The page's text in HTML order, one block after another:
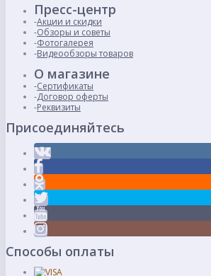
Пресс-центр
Акции и скидки
Обзоры и советы
Фотогалерея
Видеообзоры товаров
О магазине
Сертификаты
Договор оферты
Реквизиты
Присоединяйтесь
Способы оплаты